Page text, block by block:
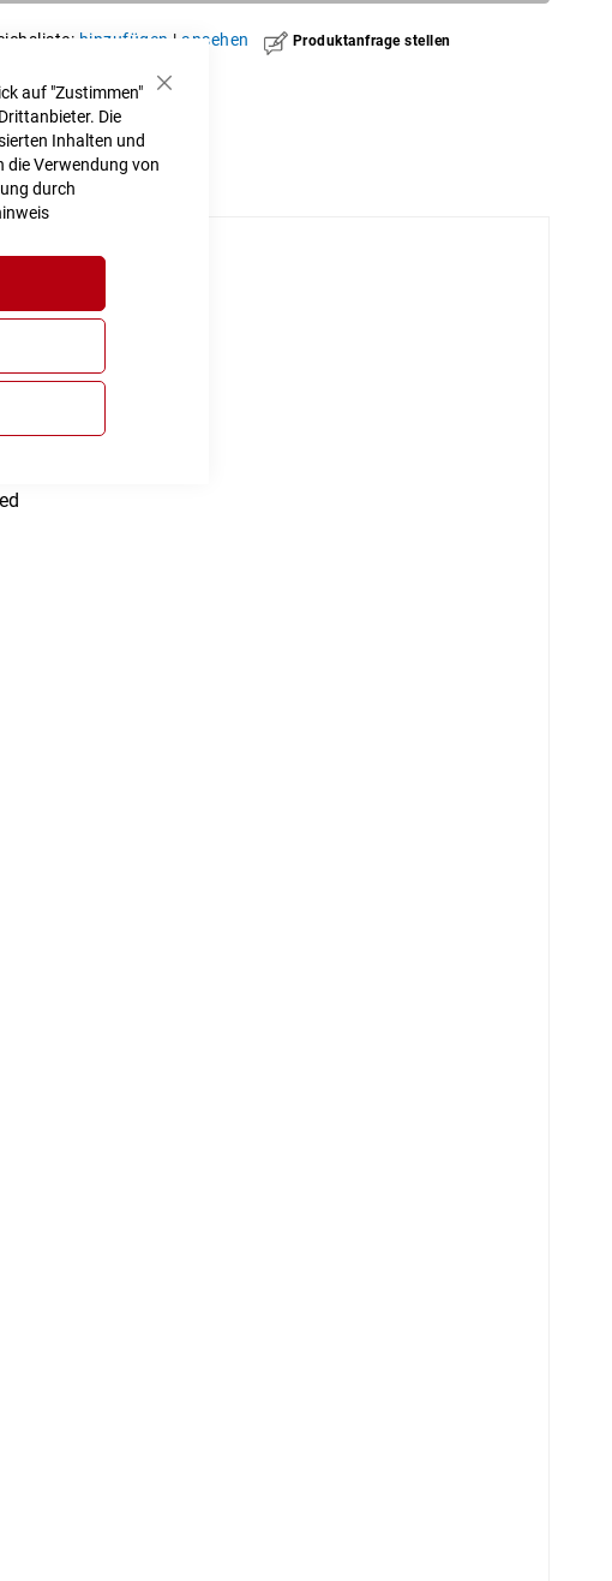
Schließen
auf "Zustimmen"
Die
Inhalten und
die Verwendung von
durch
hinzufügen | ansehen Produktanfrage stellen